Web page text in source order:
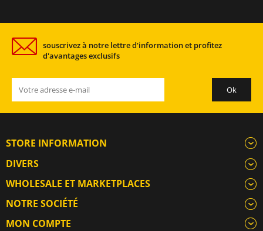
souscrivez à notre lettre d'information et profitez
d'avantages exclusifs
STORE INFORMATION
DIVERS
WHOLESALE ET MARKETPLACES
NOTRE SOCIÉTÉ
MON COMPTE